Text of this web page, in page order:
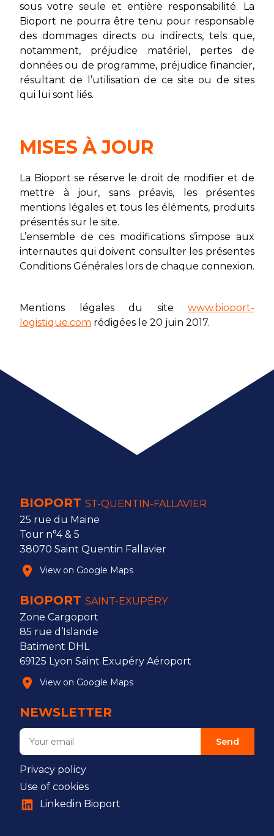
sous votre seule et entière responsabilité. La
Bioport ne pourra être tenu pour responsable
des dommages directs ou indirects, tels que,
notamment, préjudice matériel, pertes de
données ou de programme, préjudice financier,
résultant de l’utilisation de ce site ou de sites
qui lui sont liés.
MISES À JOUR
La Bioport se réserve le droit de modifier et de
mettre à jour, sans préavis, les présentes
mentions légales et tous les éléments, produits
présentés sur le site.
L’ensemble de ces modifications s’impose aux
internautes qui doivent consulter les présentes
Conditions Générales lors de chaque connexion.
Mentions légales du site www.bioport-
logistique.com rédigées le 20 juin 2017.
BIOPORT ST-QUENTIN-FALLAVIER
25 rue du Maine
Tour n°4 & 5
38070 Saint Quentin Fallavier
View on Google Maps
BIOPORT SAINT-EXUPÉRY
Zone Cargoport
85 rue d’Islande
Batiment DHL
69125 Lyon Saint Exupéry Aéroport
View on Google Maps
NEWSLETTER
Send
Privacy policy
Use of cookies
Linkedin Bioport